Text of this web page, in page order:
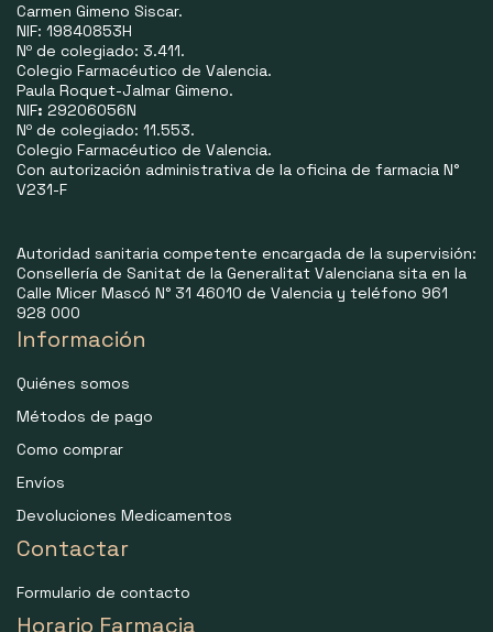
Carmen Gimeno Siscar.
NIF: 19840853H
Nº de colegiado: 3.411.
Colegio Farmacéutico de Valencia.
Paula Roquet-Jalmar Gimeno.
NIF: 29206056N
Nº de colegiado: 11.553.
Colegio Farmacéutico de Valencia.
Con autorización administrativa de la oficina de farmacia N°
V231-F
Autoridad sanitaria competente encargada de la supervisión:
Consellería de Sanitat de la Generalitat Valenciana sita en la
Calle Micer Mascó N° 31 46010 de Valencia y teléfono 961
928 000
Información
Quiénes somos
Métodos de pago
Como comprar
Envíos
Devoluciones Medicamentos
Contactar
Formulario de contacto
Horario Farmacia